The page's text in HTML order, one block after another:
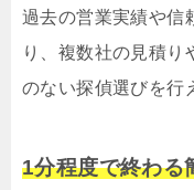
過去の営業実績や信
り、複数社の見積り
のない探偵選びを行
1分程度で終わる